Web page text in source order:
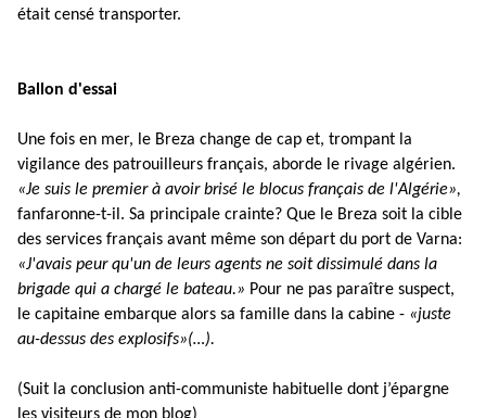
était censé transporter.
Ballon d'essai
Une fois en mer, le Breza change de cap et, trompant la
vigilance des patrouilleurs français, aborde le rivage algérien.
«Je suis le premier à avoir brisé le blocus français de l'Algérie»,
fanfaronne-t-il. Sa principale crainte? Que le Breza soit la cible
des services français avant même son départ du port de Varna:
«J'avais peur qu'un de leurs agents ne soit dissimulé dans la
brigade qui a chargé le bateau.» Pour ne pas paraître suspect,
le capitaine embarque alors sa famille dans la cabine - «juste
au-dessus des explosifs»(…).
(Suit la conclusion anti-communiste habituelle dont j’épargne